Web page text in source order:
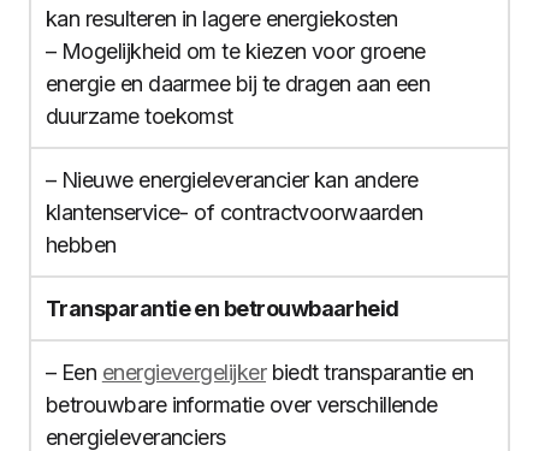
kan resulteren in lagere energiekosten
– Mogelijkheid om te kiezen voor groene
energie en daarmee bij te dragen aan een
duurzame toekomst
– Nieuwe energieleverancier kan andere
klantenservice- of contractvoorwaarden
hebben
Transparantie en betrouwbaarheid
– Een energievergelijkerbiedt transparantie en
betrouwbare informatie over verschillende
energieleveranciers